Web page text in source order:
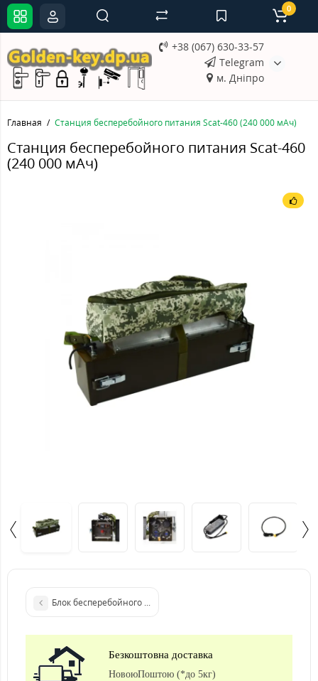
+38 (067) 630-33-57
Telegram
м. Дніпро
0
Главная Станция бесперебойного питания Scat-460 (240 000 мАч)
Станция бесперебойного питания Scat-460
(240 000 мАч)
Блок бесперебойного питания 12В 4А PS-7941
Безкоштовна доставка
НовоюПоштою (*до 5кг)